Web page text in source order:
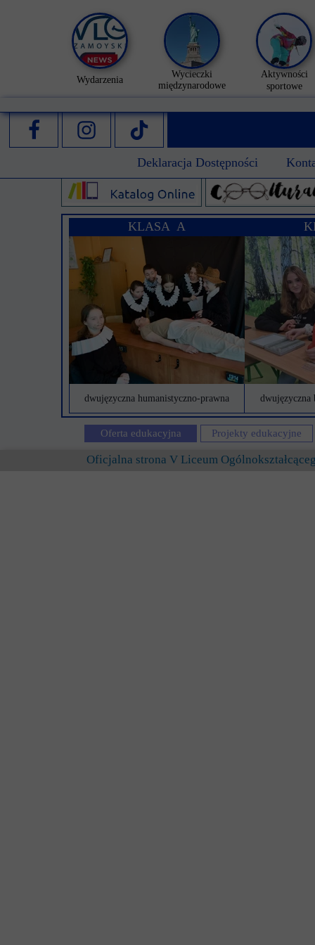
KLASA A
dwujęzyczna
dwujęzyczna humanistyczno-prawna
Deklaracja Dostępności
Projekty edukacyjne
Oferta edukacyjna
Oficjalna strona V Liceum
Wydarzenia
Wycieczki
międzynarodowe
Aktywności
sportowe